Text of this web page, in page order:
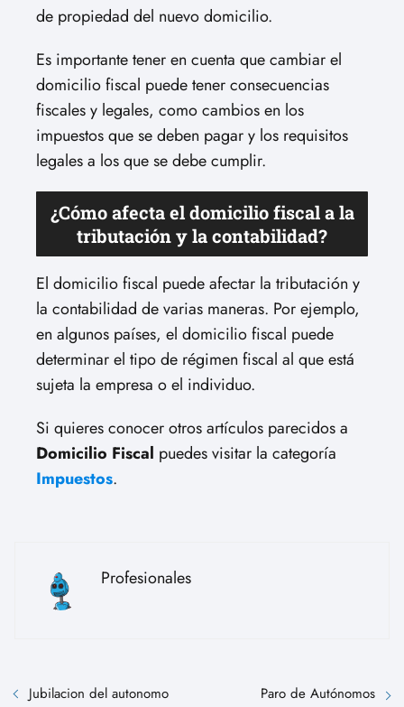
de propiedad del nuevo domicilio.
Es importante tener en cuenta que cambiar el
domicilio fiscal puede tener consecuencias
fiscales y legales, como cambios en los
impuestos que se deben pagar y los requisitos
legales a los que se debe cumplir.
¿Cómo afecta el domicilio fiscal a la
tributación y la contabilidad?
El domicilio fiscal puede afectar la tributación y
la contabilidad de varias maneras. Por ejemplo,
en algunos países, el domicilio fiscal puede
determinar el tipo de régimen fiscal al que está
sujeta la empresa o el individuo.
Si quieres conocer otros artículos parecidos a
Domicilio Fiscal puedes visitar la categoría
Impuestos.
Profesionales
Jubilacion del autonomo Paro de Autónomos